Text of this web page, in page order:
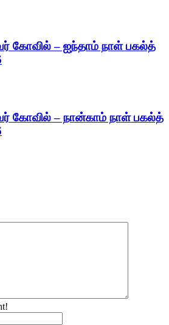
கோவில் – ஐந்தாம் நாள் பகல்த்
கோவில் – நான்காம் நாள் பகல்த்